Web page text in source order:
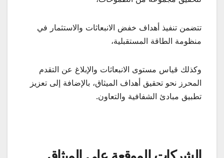
تتضمن تنفيذ أهداف خفض الانبعاثات والاستثمار في
منظومة الطاقة المستقبلية،
وكذلك قياس مستوى الانبعاثات والإبلاغ عن التقدم
المحرز نحو تحقيق أهداف الميثاق، بالإضافة إلى تعزيز
تطبيق مبادئ الشفافية والتعاون.